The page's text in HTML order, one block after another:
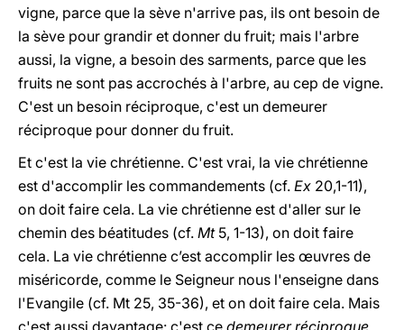
vigne, parce que la sève n'arrive pas, ils ont besoin de
la sève pour grandir et donner du fruit; mais l'arbre
aussi, la vigne, a besoin des sarments, parce que les
fruits ne sont pas accrochés à l'arbre, au cep de vigne.
C'est un besoin réciproque, c'est un demeurer
réciproque pour donner du fruit.
Et c'est la vie chrétienne. C'est vrai, la vie chrétienne
est d'accomplir les commandements (cf. Ex 20,1-11),
on doit faire cela. La vie chrétienne est d'aller sur le
chemin des béatitudes (cf. Mt5, 1-13), on doit faire
cela. La vie chrétienne c’est accomplir les œuvres de
miséricorde, comme le Seigneur nous l'enseigne dans
l'Evangile (cf. Mt 25, 35-36), et on doit faire cela. Mais
c'est aussi davantage: c'est ce demeurer réciproque